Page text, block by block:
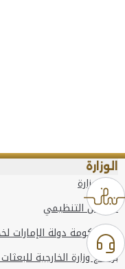
الوزارة
عن الوزارة
الهيكل التنظيمي
وعد حكومة دولة الإمارات
برنامج وزارة الخارجية